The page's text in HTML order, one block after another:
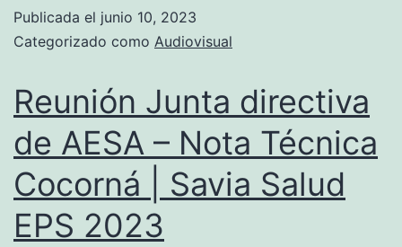
Publicada el junio 10, 2023
Categorizado como Audiovisual
Reunión Junta directiva
de AESA – Nota Técnica
Cocorná | Savia Salud
EPS 2023